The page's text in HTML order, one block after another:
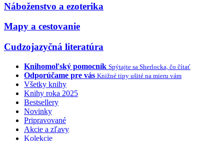
Náboženstvo a ezoterika
Mapy a cestovanie
Cudzojazyčná literatúra
Knihomoľský pomocník Spýtajte sa Sherlocka, čo čítať
Odporúčame pre vás Knižné tipy ušité na mieru vám
Všetky knihy
Knihy roka 2025
Bestsellery
Novinky
Pripravované
Akcie a zľavy
Kolekcie